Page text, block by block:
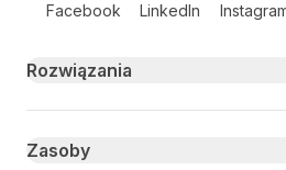
Facebook LinkedIn
Primary footer navigation
Rozwiązania
Zasoby